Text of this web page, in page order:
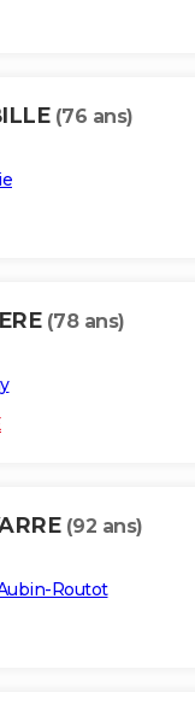
(76 ans)
(78 ans)
(92 ans)
Routot